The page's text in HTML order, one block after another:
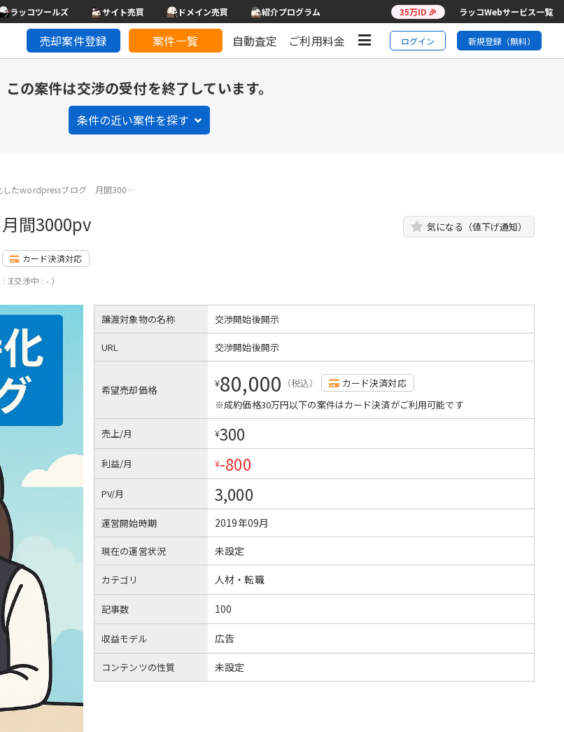
ラッコツールズ サイト売買 ドメイン売買 紹介プログラム 35万ID 🎉 ラッコWebサービス一覧
売却案件登録 案件一覧 自動査定 ご利用料金 ログイン 新規登録（無料）
この案件は交渉の受付を終了しています。
条件の近い案件を探す
したwordpressブログ 月間300…
間3000pv 気になる（値下げ通知）
カード決済対応
: 3
（交渉中 : - ）
譲渡対象物の名称 交渉開始後開示
URL 交渉開始後開示
希望売却価格 ¥80,000 （税込）
カード決済対応
※成約価格30万円以下の案件はカード決済がご利用可能です
売上/月 ¥300
利益/月 ¥-800
PV/月 3,000
運営開始時期 2019年09月
現在の運営状況 未設定
カテゴリ 人材・転職
記事数 100
収益モデル 広告
コンテンツの性質 未設定